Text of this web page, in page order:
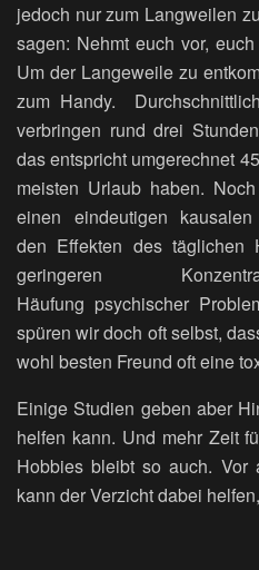
jedoch nur zum Langweilen
sagen: Nehmt euch vor,
Um der Langeweile zu
zum Handy.
verbringen rund drei
das entspricht umgerechnet
meisten Urlaub haben.
einen eindeutigen
den Effekten des täglichen
geringeren
Häufung psychischer
spüren wir doch oft selbst,
wohl besten Freund oft eine
Einige Studien geben aber
helfen kann. Und mehr Zeit
Hobbies bleibt so auch. Vor
kann der Verzicht dabei